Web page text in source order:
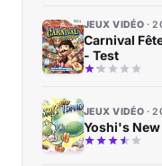
JEUX VIDÉO
Carnival
- Test
JEUX VIDÉO
Yoshi's New